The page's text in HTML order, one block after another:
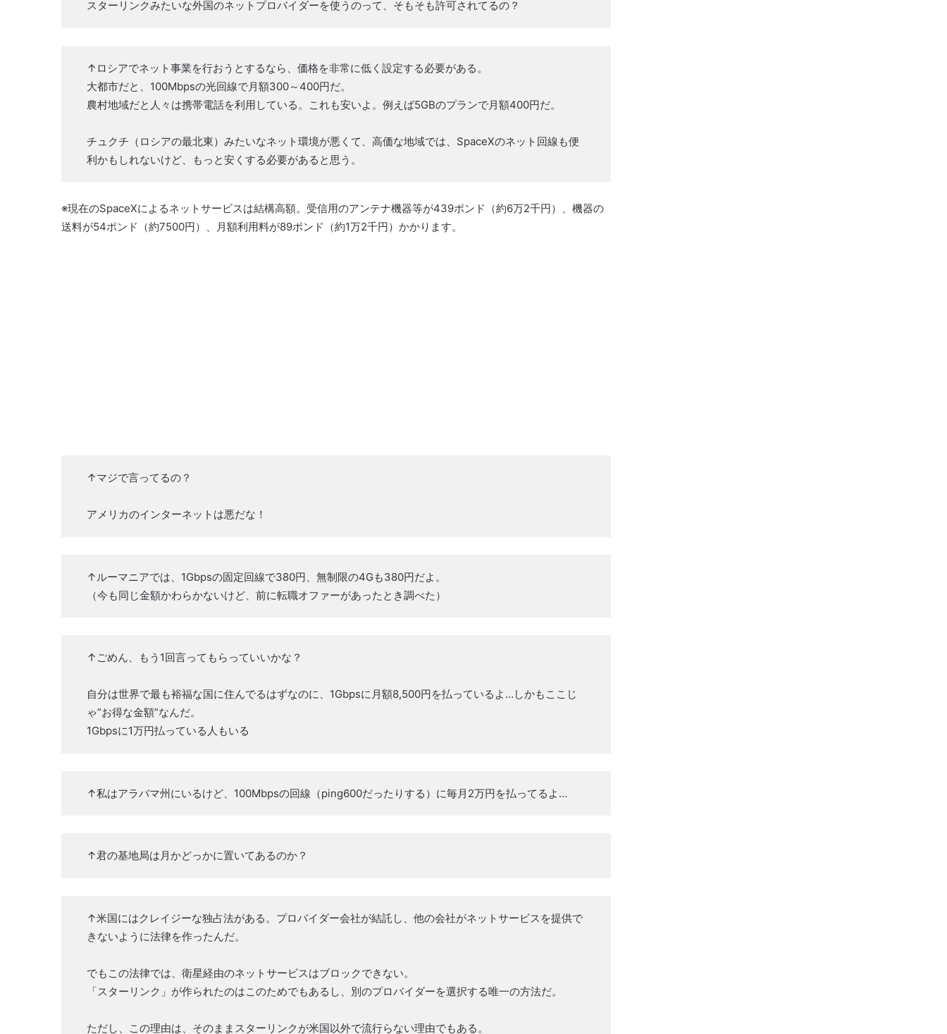
スターリンクみたいな外国のネットプロバイダーを使うのって、そもそも許可されてるの？
↑ロシアでネット事業を行おうとするなら、価格を非常に低く設定する必要がある。
大都市だと、100Mbpsの光回線で月額300～400円だ。
農村地域だと人々は携帯電話を利用している。これも安いよ。例えば5GBのプランで月額400円だ。
チュクチ（ロシアの最北東）みたいなネット環境が悪くて、高価な地域では、SpaceXのネット回線も便
利かもしれないけど、もっと安くする必要があると思う。
※現在のSpaceXによるネットサービスは結構高額。受信用のアンテナ機器等が439ポンド（約6万2千円）、機器の
送料が54ポンド（約7500円）、月額利用料が89ポンド（約1万2千円）かかります。
↑マジで言ってるの？
アメリカのインターネットは悪だな！
↑ルーマニアでは、1Gbpsの固定回線で380円、無制限の4Gも380円だよ。
（今も同じ金額かわらかないけど、前に転職オファーがあったとき調べた）
↑ごめん、もう1回言ってもらっていいかな？
自分は世界で最も裕福な国に住んでるはずなのに、1Gbpsに月額8,500円を払っているよ…しかもここじ
ゃ”お得な金額”なんだ。
1Gbpsに1万円払っている人もいる
↑私はアラバマ州にいるけど、100Mbpsの回線（ping600だったりする）に毎月2万円を払ってるよ…
↑君の基地局は月かどっかに置いてあるのか？
↑米国にはクレイジーな独占法がある。プロバイダー会社が結託し、他の会社がネットサービスを提供で
きないように法律を作ったんだ。
でもこの法律では、衛星経由のネットサービスはブロックできない。
「スターリンク」が作られたのはこのためでもあるし、別のプロバイダーを選択する唯一の方法だ。
ただし、この理由は、そのままスターリンクが米国以外で流行らない理由でもある。